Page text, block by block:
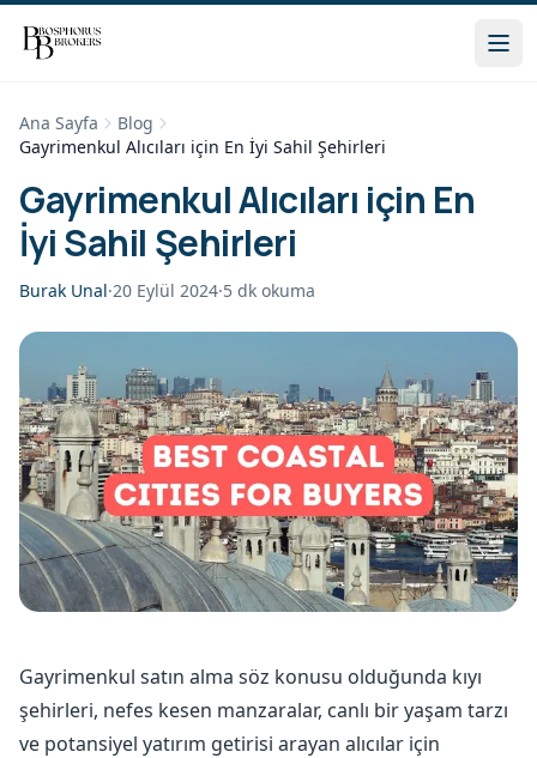
Ana Sayfa
Blog
Gayrimenkul Alıcıları için En İyi Sahil Şehirleri
Gayrimenkul Alıcıları için En
İyi Sahil Şehirleri
Burak Unal·20 Eylül 2024·5 dk okuma
Gayrimenkul satın alma söz konusu olduğunda kıyı
şehirleri, nefes kesen manzaralar, canlı bir yaşam tarzı
ve potansiyel yatırım getirisi arayan alıcılar için